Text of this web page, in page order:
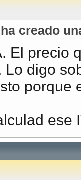
creado
El precio
Lo digo
porque
ese